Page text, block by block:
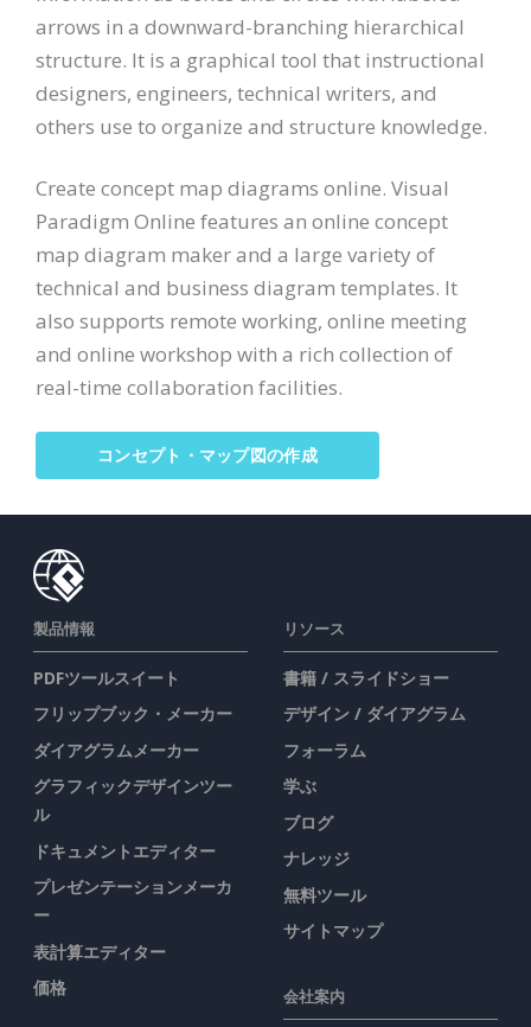
arrows in a downward-branching hierarchical
structure. It is a graphical tool that instructional
designers, engineers, technical writers, and
others use to organize and structure knowledge.
Create concept map diagrams online. Visual
Paradigm Online features an online concept
map diagram maker and a large variety of
technical and business diagram templates. It
also supports remote working, online meeting
and online workshop with a rich collection of
real-time collaboration facilities.
コンセプト・マップ図の作成
製品情報
PDFツールスイート
フリップブック・メーカー
ダイアグラムメーカー
グラフィックデザインツー
ル
ドキュメントエディター
プレゼンテーションメーカ
ー
表計算エディター
価格
リソース
書籍 / スライドショー
デザイン / ダイアグラム
フォーラム
学ぶ
ブログ
ナレッジ
無料ツール
サイトマップ
会社案内